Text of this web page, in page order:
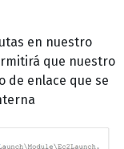
en nuestro
que nuestro
de enlace que se